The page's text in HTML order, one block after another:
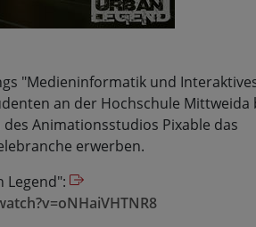
"Medieninformatik und
an der Hochschule Mittweida
Animationsstudios Pixable das
erwerben.
Legend":